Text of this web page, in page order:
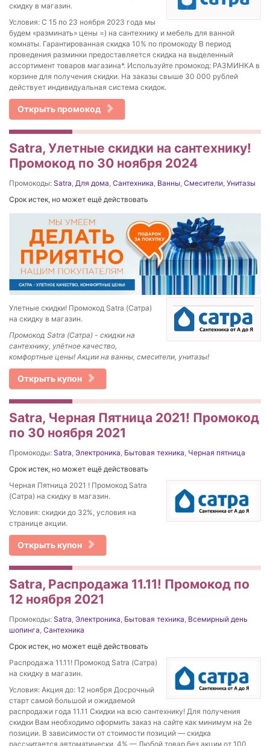
скидку в магазин.
Условия: С 15 по 23 ноября 2023 года мы
будем «разминать» цены =) на сантехнику и мебель для ванной
комнаты. Гарантированная скидка 10% по промокоду В период
проведения разминки предоставляется скидка на выделенный
ассортимент товаров магазина*. Используйте промокод: РАЗМИНКА в
корзине для получения скидки. На заказы свыше 30 000 рублей
действует индивидуальная система скидок.
Открыть промокод
Satra, Улетные скидки на сантехнику!
Промокод по 30 ноября 2024
Промокоды: Satra, Для дома, Сантехника, Ванны, Смесители, Унитазы
Срок истек, но может ещё действовать
Улетные скидки! Промокод Satra (Сатра)
на скидку в магазин.
Промокод Satra (Сатра) - скидки на
сантехнику, улётное качество,
комфортные цены! Акции на ванны, смесители, унитазы!
Открыть купон
Satra, Черная Пятница 2021! Промокод
по 30 ноября 2021
Промокоды: Satra, Электроника, Бытовая техника, Черная пятница
Срок истек, но может ещё действовать
Черная Пятница 2021 ! Промокод Satra
(Сатра) на скидку в магазин.
Условия: скидки до 32%, условия на
странице акции.
Открыть купон
Satra, Распродажа 11.11! Промокод по
12 ноября 2021
Промокоды: Satra, Электроника, Бытовая техника, Всемирный день
шопинга, Сантехника
Срок истек, но может ещё действовать
Распродажа 11.11! Промокод Satra (Сатра)
на скидку в магазин.
Условия: Акция до: 12 ноября Досрочный
старт самой большой и ожидаемой
распродажи года 11.11 Скидки на всю сантехнику! Для получения
скидки Вам необходимо оформить заказ на сайте как минимум на 2е
позиции. В зависимости от стоимости позиций — скидка
рассчитается автоматически. 4% — Любой товар без акции от 100